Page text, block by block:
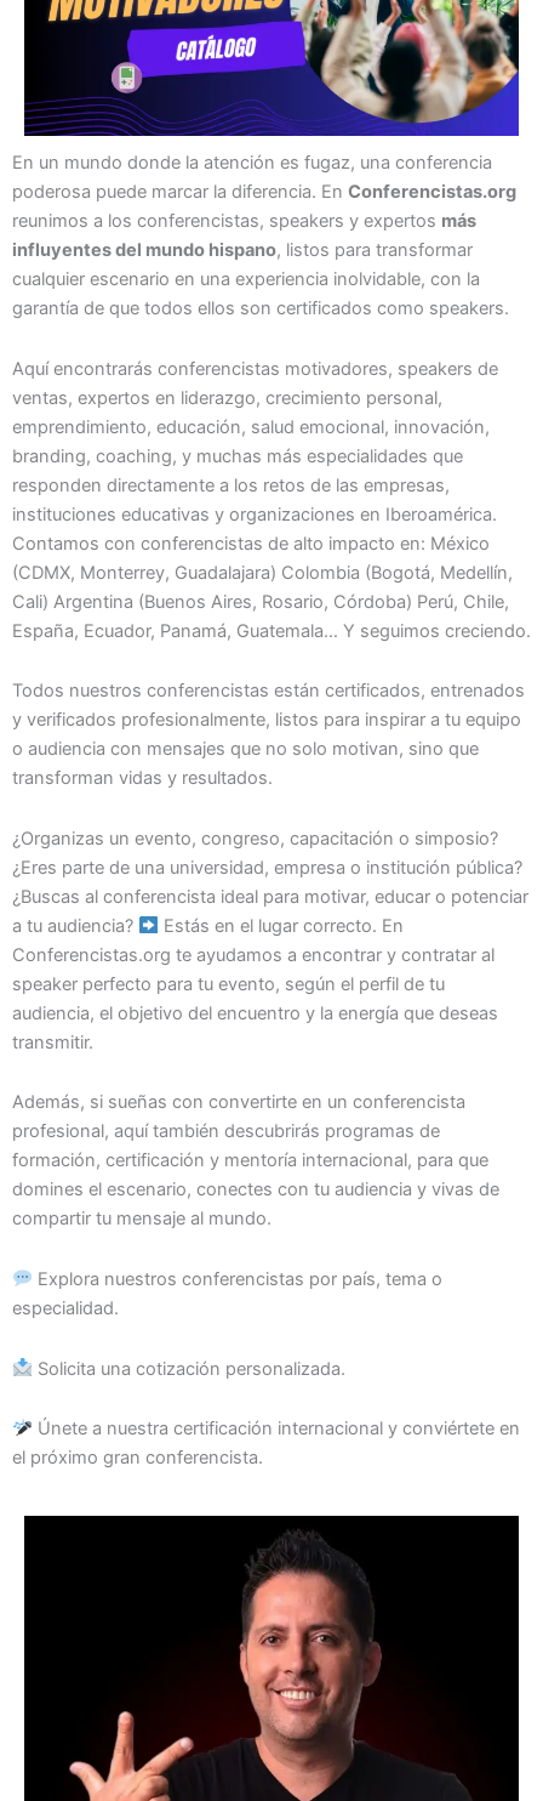
En un mundo donde la atención es fugaz, una conferencia
poderosa puede marcar la diferencia. En Conferencistas.org
reunimos a los conferencistas, speakers y expertos más
influyentes del mundo hispano, listos para transformar
cualquier escenario en una experiencia inolvidable, con la
garantía de que todos ellos son certificados como speakers.
Aquí encontrarás conferencistas motivadores, speakers de
ventas, expertos en liderazgo, crecimiento personal,
emprendimiento, educación, salud emocional, innovación,
branding, coaching, y muchas más especialidades que
responden directamente a los retos de las empresas,
instituciones educativas y organizaciones en Iberoamérica.
Contamos con conferencistas de alto impacto en: México
(CDMX, Monterrey, Guadalajara) Colombia (Bogotá, Medellín,
Cali) Argentina (Buenos Aires, Rosario, Córdoba) Perú, Chile,
España, Ecuador, Panamá, Guatemala… Y seguimos creciendo.
Todos nuestros conferencistas están certificados, entrenados
y verificados profesionalmente, listos para inspirar a tu equipo
o audiencia con mensajes que no solo motivan, sino que
transforman vidas y resultados.
¿Organizas un evento, congreso, capacitación o simposio?
¿Eres parte de una universidad, empresa o institución pública?
¿Buscas al conferencista ideal para motivar, educar o potenciar
a tu audiencia?
Estás en el lugar correcto. En
Conferencistas.org te ayudamos a encontrar y contratar al
speaker perfecto para tu evento, según el perfil de tu
audiencia, el objetivo del encuentro y la energía que deseas
transmitir.
Además, si sueñas con convertirte en un conferencista
profesional, aquí también descubrirás programas de
formación, certificación y mentoría internacional, para que
domines el escenario, conectes con tu audiencia y vivas de
compartir tu mensaje al mundo.
Explora nuestros conferencistas por país, tema o
especialidad.
Solicita una cotización personalizada.
Únete a nuestra certificación internacional y conviértete en
el próximo gran conferencista.